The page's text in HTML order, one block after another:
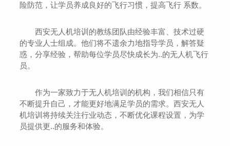
险防范，让学员养成良好的飞行习惯，提高飞行 系数。
西安无人机培训的教练团队由经验丰富、技术过硬
的专业人士组成。他们将不遗余力地指导学员，解答疑
惑，分享经验，帮助每位学员尽快成长为..的无人机飞行
员。
作为一家致力于无人机培训的机构，我们相信只有
不断提升自己，才能更好地满足学员的需求。西安无人
机培训将持续关注行业动态，不断优化课程设置，为学
员提供更..的服务和体验。